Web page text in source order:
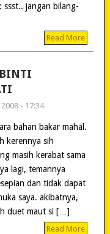
ssst.. jangan bilang-
Read More
BINTI
2008 - 17:34
bahan bakar mahal.
kerennya sih
masih kerabat sama
lagi, temannya
dan tidak dapat
saya. akibatnya,
duet maut si […]
Read More